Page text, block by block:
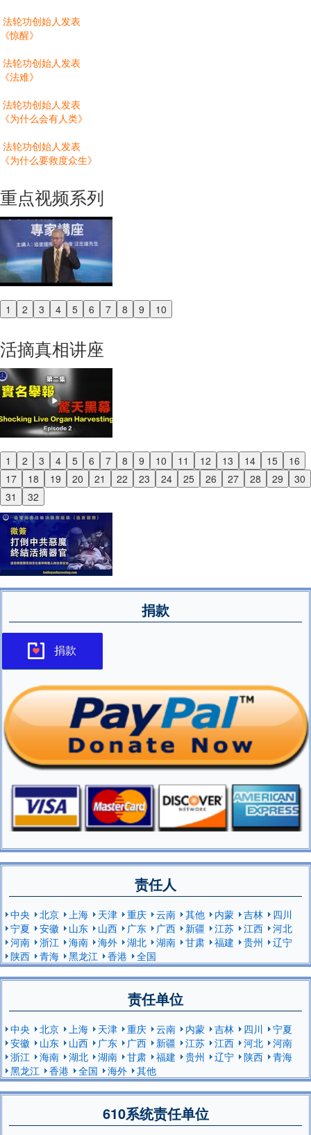
法轮功创始人发表
《惊醒》
法轮功创始人发表
《法难》
法轮功创始人发表
《为什么会有人类》
法轮功创始人发表
《为什么要救度众生》
重点视频系列
1 2 3 4 5 6 7 8 9 10
Previous
活摘真相讲座
1 2 3 4 5 6 7 8 9 10 11 12 13 14 15
16
17
18 19 20 21 22 23 24 25 26 27 28 29
30
31
32
Previous
Next
捐款
捐款
责任人
中央 北京 上海 天津 重庆 云南 其他 内蒙 吉林
四川
宁夏
安徽 山东 山西 广东 广西 新疆 江苏 江西
河北
河南
浙江 海南 海外 湖北 湖南 甘肃 福建 贵州
辽宁
陕西
青海 黑龙江 香港 全国
责任单位
中央 北京 上海 天津 重庆 云南 内蒙 吉林 四川
宁夏
安徽
山东 山西 广东 广西 新疆 江苏 江西 河北
河南
浙江
海南 湖北 湖南 甘肃 福建 贵州 辽宁 陕西
青海
黑龙江
香港 全国 海外 其他
610系统责任单位